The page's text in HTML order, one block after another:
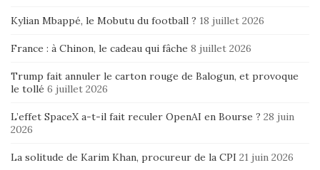
Kylian Mbappé, le Mobutu du football ? 18 juillet 2026
France : à Chinon, le cadeau qui fâche 8 juillet 2026
Trump fait annuler le carton rouge de Balogun, et provoque
le tollé 6 juillet 2026
L’effet SpaceX a-t-il fait reculer OpenAI en Bourse ? 28 juin
2026
La solitude de Karim Khan, procureur de la CPI 21 juin 2026